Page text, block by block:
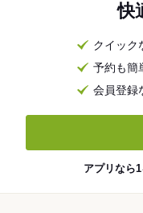
快
クイック
予約も簡
会員登録
アプリなら